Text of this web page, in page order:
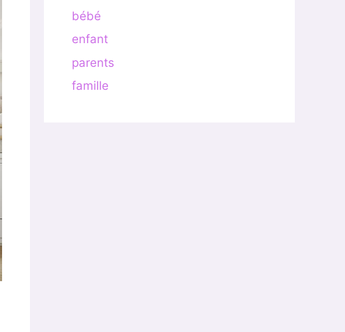
bébé
enfant
parents
famille